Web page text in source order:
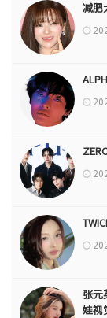
减肥
张
娃视